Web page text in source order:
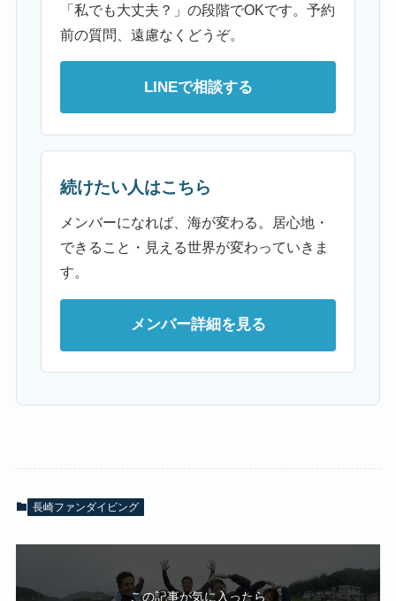
「私でも大丈夫？」の段階でOKです。予約
前の質問、遠慮なくどうぞ。
LINEで相談する
続けたい人はこちら
メンバーになれば、海が変わる。居心地・
できること・見える世界が変わっていきま
す。
メンバー詳細を見る
長崎ファンダイビング
この記事が気に入ったら